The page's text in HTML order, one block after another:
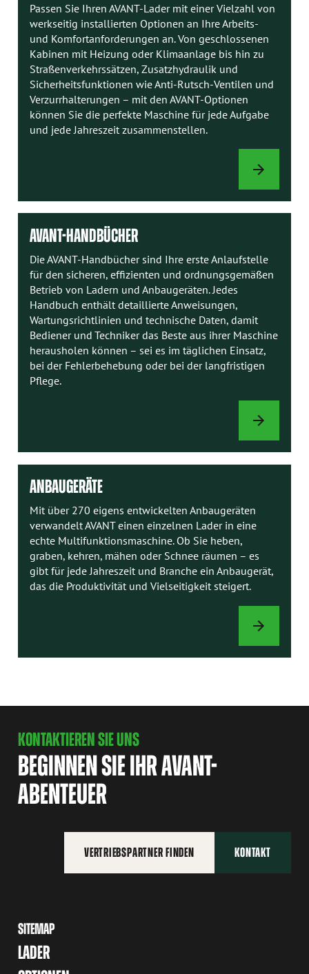
Passen Sie Ihren AVANT-Lader mit einer Vielzahl von
werkseitig installierten Optionen an Ihre Arbeits-
und Komfortanforderungen an. Von geschlossenen
Kabinen mit Heizung oder Klimaanlage bis hin zu
Straßenverkehrssätzen, Zusatzhydraulik und
Sicherheitsfunktionen wie Anti-Rutsch-Ventilen und
Verzurrhalterungen – mit den AVANT-Optionen
können Sie die perfekte Maschine für jede Aufgabe
und jede Jahreszeit zusammenstellen.
AVANT-HANDBÜCHER
Die AVANT-Handbücher sind Ihre erste Anlaufstelle
für den sicheren, effizienten und ordnungsgemäßen
Betrieb von Ladern und Anbaugeräten. Jedes
Handbuch enthält detaillierte Anweisungen,
Wartungsrichtlinien und technische Daten, damit
Bediener und Techniker das Beste aus ihrer Maschine
herausholen können – sei es im täglichen Einsatz,
bei der Fehlerbehebung oder bei der langfristigen
Pflege.
AVANT-
ANBAUGERÄTE
Mit über 270 eigens entwickelten Anbaugeräten
verwandelt AVANT einen einzelnen Lader in eine
echte Multifunktionsmaschine. Ob Sie heben,
graben, kehren, mähen oder Schnee räumen – es
gibt für jede Jahreszeit und Branche ein Anbaugerät,
das die Produktivität und Vielseitigkeit steigert.
ANBAUGERÄTE
KONTAKTIEREN SIE UNS
BEGINNEN SIE IHR AVANT-
ABENTEUER
VERTRIEBSPARTNER FINDEN KONTAKT
SITEMAP
LADER